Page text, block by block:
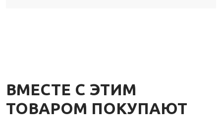
ВМЕСТЕ С ЭТИМ
ТОВАРОМ ПОКУПАЮТ